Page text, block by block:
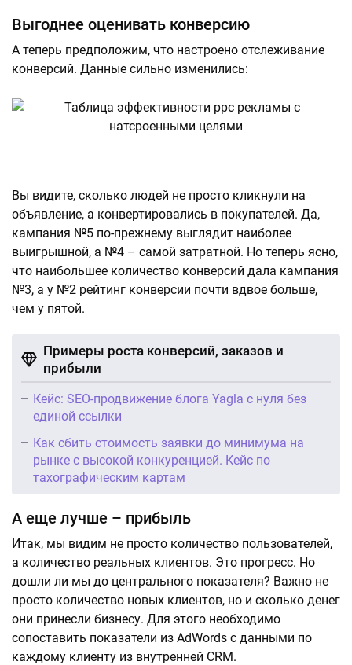
Выгоднее оценивать конверсию
А теперь предположим, что настроено отслеживание
конверсий. Данные сильно изменились:
Вы видите, сколько людей не просто кликнули на
объявление, а конвертировались в покупателей. Да,
кампания №5 по-прежнему выглядит наиболее
выигрышной, а №4 – самой затратной. Но теперь ясно,
что наибольшее количество конверсий дала кампания
№3, а у №2 рейтинг конверсии почти вдвое больше,
чем у пятой.
Примеры роста конверсий, заказов и
прибыли
Кейс: SEO-продвижение блога Yagla с нуля без
единой ссылки
Как сбить стоимость заявки до минимума на
рынке с высокой конкуренцией. Кейс по
тахографическим картам
А еще лучше – прибыль
Итак, мы видим не просто количество пользователей,
а количество реальных клиентов. Это прогресс. Но
дошли ли мы до центрального показателя? Важно не
просто количество новых клиентов, но и сколько денег
они принесли бизнесу. Для этого необходимо
сопоставить показатели из AdWords с данными по
каждому клиенту из внутренней CRM.